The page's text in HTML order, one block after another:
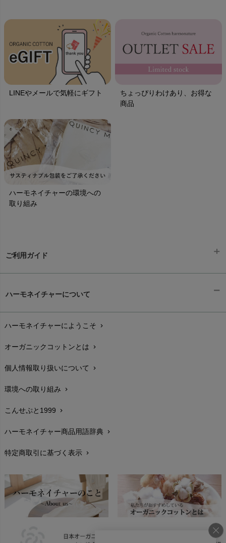
LINEやメールで気軽にギフト
ちょっぴりわけあり、お得な
商品
ハーモネイチャーの環境への
取り組み
ご利用ガイド
配送と送料chevron_right
在庫状況と発送予定chevron_right
サイズ・寸法chevron_right
生地・素材chevron_right
お手入れについて
レビューを書こうchevron_right
返品交換chevron_right
FAXでのご注文
お問い合わせchevron_right
ハーモネイチャーについて
ハーモネイチャーにようこそ chevron_right
オーガニックコットンとは chevron_right
個人情報取り扱いについて chevron_right
環境への取り組み chevron_right
こんせぷと1999 chevron_right
ハーモネイチャー商品用語辞典 chevron_right
特定商取引に基づく表示 chevron_right